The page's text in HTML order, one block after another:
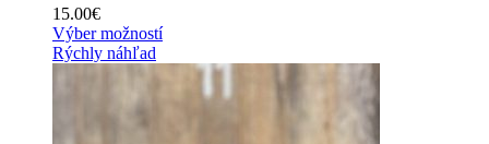
15.00€
Výber možností
Rýchly náhľad